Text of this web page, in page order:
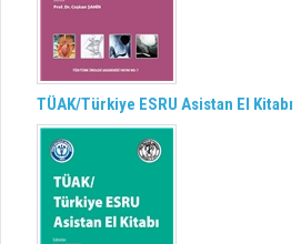
TÜAK/Türkiye ESRU Asistan El Kitabı